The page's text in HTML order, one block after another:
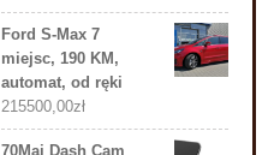
Ford S-Max 7
miejsc, 190 KM,
automat, od ręki
215500,00zł
70Mai Dash Cam